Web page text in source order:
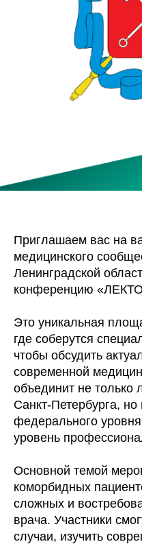
Приглашаем вас на
медицинского
Ленинградской
конференцию
Это уникальная
где соберутся
чтобы обсудить
современной
объединит не только
Санкт-Петербурга,
федерального
уровень
Основной темой
коморбидных
сложных и
врача. Участники
случаи, изучить